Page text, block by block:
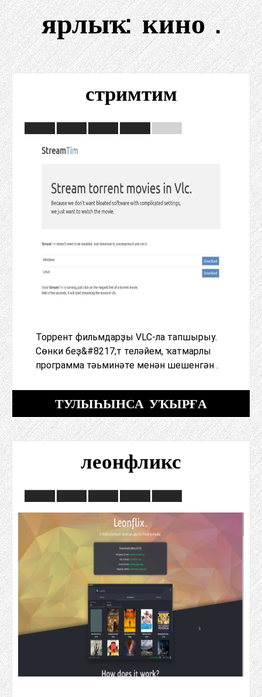
ярлыҡ:кино .
стримтим
Торрент фильмдарҙы VLC-ла тапшырыу.
Сөнки беҙ&#8217;т теләйем, ҡатмарлы
программа тәьминәте менән шешенгән .
ТУЛЫҺЫНСА УҠЫРҒА
леонфликс